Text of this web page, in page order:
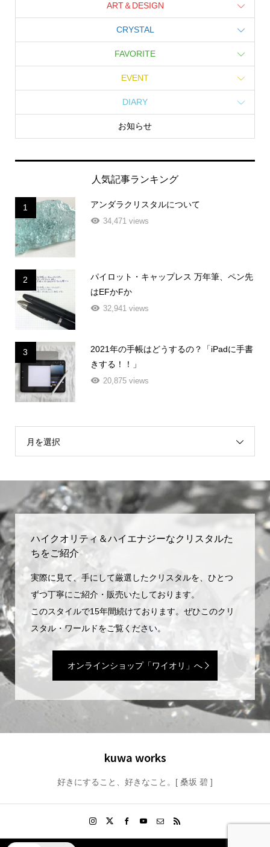
ART＆DESIGN
CRYSTAL
FAVORITE
EVENT
DIARY
お知らせ
人気記事ランキング
1 アンダラクリスタルについて
34,471 views
2
パイロット・キャップレス 万年筆、ペン先
はEFかFか
32,941 views
3
2021年の手帳はどうするの？「iPadに手書
きする！！」
20,875 views
月を選択
ハイクオリティ＆ハイエナジーなクリスタルた
ちをご紹介
実際に見て、手にして厳選したクリスタルを、ひとつ
ずつ丁寧にご紹介・販売いたしております。
このスタイルで15年間続けております。ぜひこのクリ
スタル・ワールドをご覧ください。
オンラインショップ「ワイオリ」へ
kuwa works
好きにすること、好きなこと。[ 桑坂 碧 ]